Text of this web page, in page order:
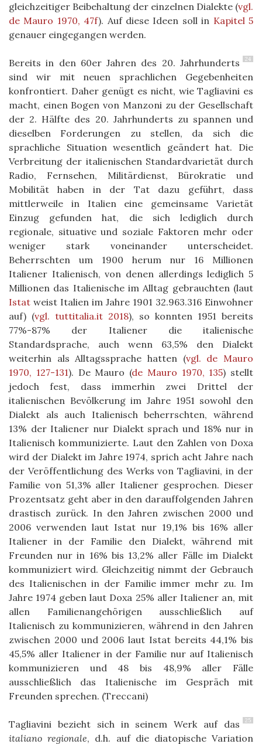
gleichzeitiger Beibehaltung der einzelnen Dialekte (vgl.
de Mauro 1970, 47f). Auf diese Ideen soll in Kapitel 5
genauer eingegangen werden.
24
Bereits in den 60er Jahren des 20. Jahrhunderts
sind wir mit neuen sprachlichen Gegebenheiten
konfrontiert. Daher genügt es nicht, wie Tagliavini es
macht, einen Bogen von Manzoni zu der Gesellschaft
der 2. Hälfte des 20. Jahrhunderts zu spannen und
dieselben Forderungen zu stellen, da sich die
sprachliche Situation wesentlich geändert hat. Die
Verbreitung der italienischen Standardvarietät durch
Radio, Fernsehen, Militärdienst, Bürokratie und
Mobilität haben in der Tat dazu geführt, dass
mittlerweile in Italien eine gemeinsame Varietät
Einzug gefunden hat, die sich lediglich durch
regionale, situative und soziale Faktoren mehr oder
weniger stark voneinander unterscheidet.
Beherrschten um 1900 herum nur 16 Millionen
Italiener Italienisch, von denen allerdings lediglich 5
Millionen das Italienische im Alltag gebrauchten (laut
Istat weist Italien im Jahre 1901 32.963.316 Einwohner
auf) (vgl. tuttitalia.it 2018), so konnten 1951 bereits
77%-87% der Italiener die italienische
Standardsprache, auch wenn 63,5% den Dialekt
weiterhin als Alltagssprache hatten (vgl. de Mauro
1970, 127-131). De Mauro (de Mauro 1970, 135) stellt
jedoch fest, dass immerhin zwei Drittel der
italienischen Bevölkerung im Jahre 1951 sowohl den
Dialekt als auch Italienisch beherrschten, während
13% der Italiener nur Dialekt sprach und 18% nur in
Italienisch kommunizierte. Laut den Zahlen von Doxa
wird der Dialekt im Jahre 1974, sprich acht Jahre nach
der Veröffentlichung des Werks von Tagliavini, in der
Familie von 51,3% aller Italiener gesprochen. Dieser
Prozentsatz geht aber in den darauffolgenden Jahren
drastisch zurück. In den Jahren zwischen 2000 und
2006 verwenden laut Istat nur 19,1% bis 16% aller
Italiener in der Familie den Dialekt, während mit
Freunden nur in 16% bis 13,2% aller Fälle im Dialekt
kommuniziert wird. Gleichzeitig nimmt der Gebrauch
des Italienischen in der Familie immer mehr zu. Im
Jahre 1974 geben laut Doxa 25% aller Italiener an, mit
allen Familienangehörigen ausschließlich auf
Italienisch zu kommunizieren, während in den Jahren
zwischen 2000 und 2006 laut Istat bereits 44,1% bis
45,5% aller Italiener in der Familie nur auf Italienisch
kommunizieren und 48 bis 48,9% aller Fälle
ausschließlich das Italienische im Gespräch mit
Freunden sprechen. (Treccani)
25
Tagliavini bezieht sich in seinem Werk auf das
italiano regionale, d.h. auf die diatopische Variation